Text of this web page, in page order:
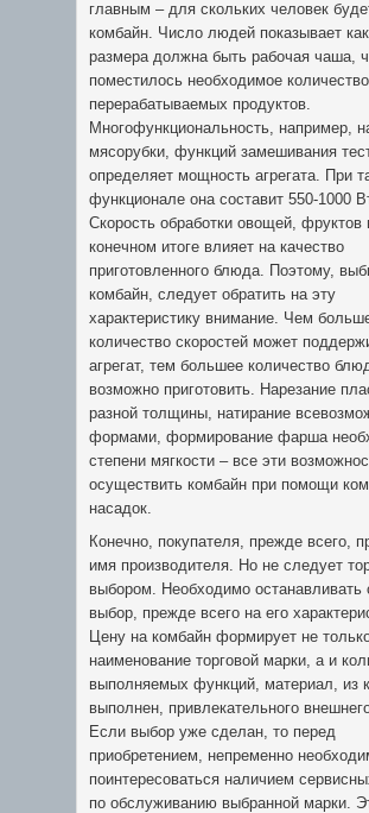
главным – для скольких человек
комбайн. Число людей показывает
размера должна быть рабочая чаша,
поместилось необходимое количество
перерабатываемых продуктов.
Многофункциональность, например,
мясорубки, функций замешивания
определяет мощность агрегата. При
функционале она составит 550-1000
Скорость обработки овощей, фруктов
конечном итоге влияет на качество
приготовленного блюда. Поэтому,
комбайн, следует обратить на эту
характеристику внимание. Чем
количество скоростей может
агрегат, тем большее количество
возможно приготовить. Нарезание
разной толщины, натирание
формами, формирование фарша
степени мягкости – все эти
осуществить комбайн при помощи
насадок.
Конечно, покупателя, прежде всего,
имя производителя. Но не следует
выбором. Необходимо останавливать
выбор, прежде всего на его
Цену на комбайн формирует не
наименование торговой марки, а и
выполняемых функций, материал, из
выполнен, привлекательного
Если выбор уже сделан, то перед
приобретением, непременно
поинтересоваться наличием
по обслуживанию выбранной марки.